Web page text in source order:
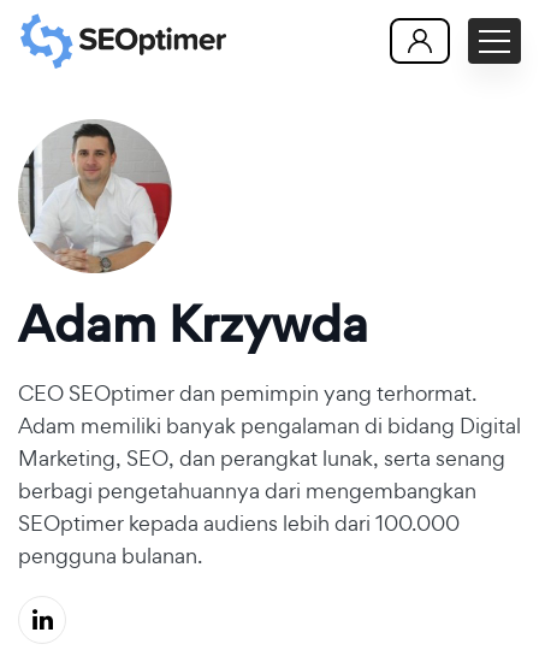
Adam Krzywda
CEO SEOptimer dan pemimpin yang terhormat.
Adam memiliki banyak pengalaman di bidang Digital
Marketing, SEO, dan perangkat lunak, serta senang
berbagi pengetahuannya dari mengembangkan
SEOptimer kepada audiens lebih dari 100.000
pengguna bulanan.